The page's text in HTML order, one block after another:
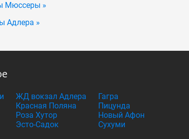
Мюссеры »
Адлера »
ЖД вокзал Адлера
Красная Поляна
Роза Хутор
Эсто-Садок
Гагра
Пицунда
Новый Афон
Сухуми